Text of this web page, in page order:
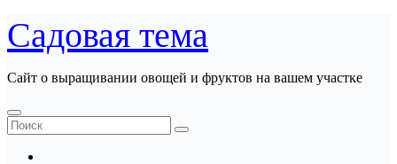
Перейти
к
содержанию
Садовая тема
Сайт о выращивании овощей и фруктов на вашем участке